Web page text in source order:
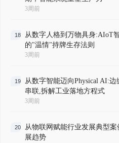
3周前
18
从数字人格到万物具身:AIoT
的"温情"持牌生存法则
3周前
19
从数字智能迈向Physical AI:边
串联,拆解工业落地方程式
3周前
20
从物联网赋能行业发展典型
展趋势